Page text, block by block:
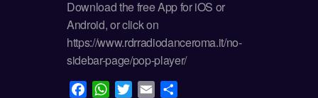
Download the free App for iOS or
Android, or click on
https://www.rdrradiodanceroma.it/no-
sidebar-page/pop-player/
W